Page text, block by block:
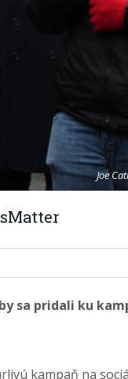
Joe
sa pridali ku
kampaň na